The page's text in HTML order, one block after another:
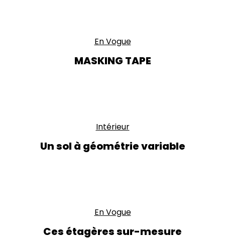
En Vogue
MASKING TAPE
Intérieur
Un sol à géométrie variable
En Vogue
Ces étagères sur-mesure